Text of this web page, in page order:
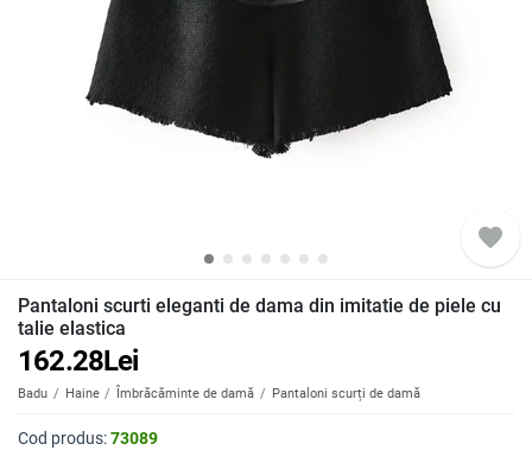
favorite
Pantaloni scurti eleganti de dama din imitatie de piele cu
talie elastica
162.28Lei
Badu Haine Îmbrăcăminte de damă Pantaloni scurți de damă
Cod produs:73089